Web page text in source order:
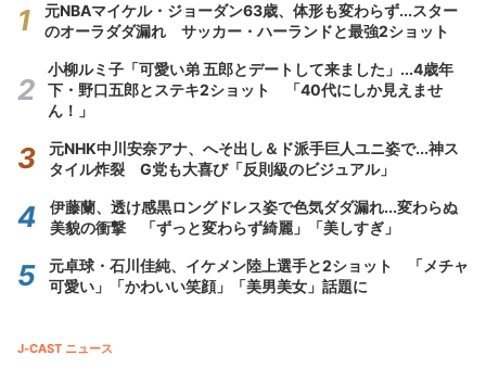
元NBAマイケル・ジョーダン63歳、体形も変わらず...スター
のオーラダダ漏れ サッカー・ハーランドと最強2ショット
小柳ルミ子「可愛い弟 五郎とデートして来ました」...4歳年
下・野口五郎とステキ2ショット 「40代にしか見えませ
ん！」
元NHK中川安奈アナ、へそ出し＆ド派手巨人ユニ姿で...神ス
タイル炸裂 G党も大喜び「反則級のビジュアル」
伊藤蘭、透け感黒ロングドレス姿で色気ダダ漏れ...変わらぬ
美貌の衝撃 「ずっと変わらず綺麗」「美しすぎ」
元卓球・石川佳純、イケメン陸上選手と2ショット 「メチャ
可愛い」「かわいい笑顔」「美男美女」話題に
J-CAST ニュース